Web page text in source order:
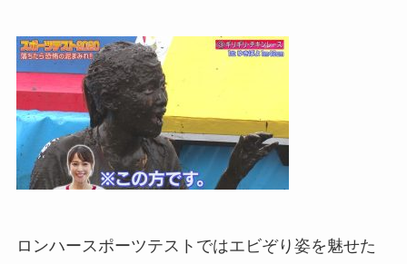
ロンハースポーツテストではエビぞり姿を魅せた